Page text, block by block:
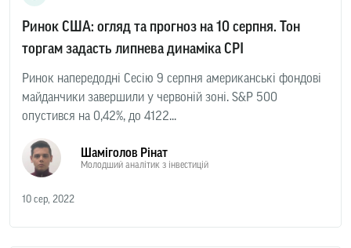
Ринок США: огляд та прогноз на 10 серпня. Тон
торгам задасть липнева динаміка CPI
Ринок напередодні Сесію 9 серпня американські фондові
майданчики завершили у червоній зоні. S&P 500
опустився на 0,42%, до 4122...
Шаміголов Рінат
Молодший аналітик з інвестицій
10 сер, 2022